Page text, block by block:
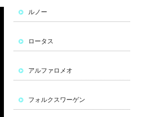
ルノー
ロータス
アルファロメオ
フォルクスワーゲン